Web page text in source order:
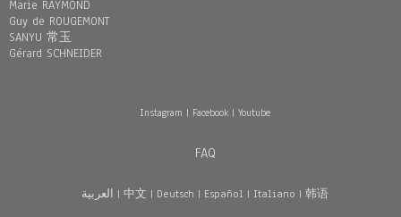
Marie RAYMOND
Guy de ROUGEMONT
SANYU 常玉
Gérard SCHNEIDER
Instagram | Facebook| Youtube
FAQ
العربية | 中文 | Deutsch | Español | Italiano | 韩语